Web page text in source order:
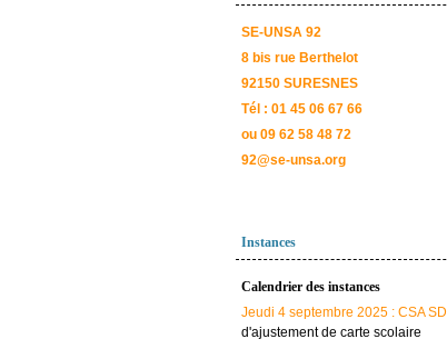
SE-UNSA 92
8 bis rue Berthelot
92150 SURESNES
Tél : 01 45 06 67 66
ou 09 62 58 48 72
92@se-unsa.org
Instances
Calendrier des instances
Jeudi 4 septembre 2025 : CSA SD
d'ajustement de carte scolaire